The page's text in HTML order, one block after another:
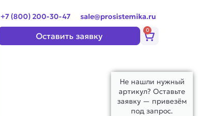
+7 (800) 200-30-47 sale@prosistemika.ru
Оставить заявку
0
Корзина
Не нашли нужный
артикул? Оставьте
заявку — привезём
под запрос.